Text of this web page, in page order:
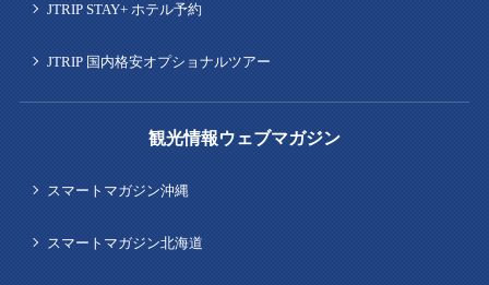
JTRIP STAY+ ホテル予約
JTRIP 国内格安オプショナルツアー
観光情報ウェブマガジン
スマートマガジン沖縄
スマートマガジン北海道